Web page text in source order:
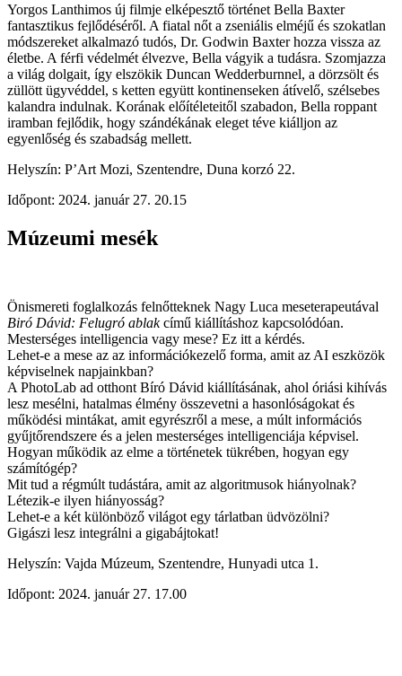
Yorgos Lanthimos új filmje elképesztő történet Bella Baxter
fantasztikus fejlődéséről. A fiatal nőt a zseniális elméjű és szokatlan
módszereket alkalmazó tudós, Dr. Godwin Baxter hozza vissza az
életbe. A férfi védelmét élvezve, Bella vágyik a tudásra. Szomjazza
a világ dolgait, így elszökik Duncan Wedderburnnel, a dörzsölt és
züllött ügyvéddel, s ketten együtt kontinenseken átívelő, szélsebes
kalandra indulnak. Korának előítéleteitől szabadon, Bella roppant
iramban fejlődik, hogy szándékának eleget téve kiálljon az
egyenlőség és szabadság mellett.
Helyszín: P’Art Mozi, Szentendre, Duna korzó 22.
Időpont: 2024. január 27. 20.15
Múzeumi mesék
Önismereti foglalkozás felnőtteknek Nagy Luca meseterapeutával
Biró Dávid: Felugró ablakcímű kiállításhoz kapcsolódóan.
Mesterséges intelligencia vagy mese? Ez itt a kérdés.
Lehet-e a mese az az információkezelő forma, amit az AI eszközök
képviselnek napjainkban?
A PhotoLab ad otthont Bíró Dávid kiállításának, ahol óriási kihívás
lesz mesélni, hatalmas élmény összevetni a hasonlóságokat és
működési mintákat, amit egyrészről a mese, a múlt információs
gyűjtőrendszere és a jelen mesterséges intelligenciája képvisel.
Hogyan működik az elme a történetek tükrében, hogyan egy
számítógép?
Mit tud a régmúlt tudástára, amit az algoritmusok hiányolnak?
Létezik-e ilyen hiányosság?
Lehet-e a két különböző világot egy tárlatban üdvözölni?
Gigászi lesz integrálni a gigabájtokat!
Helyszín: Vajda Múzeum, Szentendre, Hunyadi utca 1.
Időpont: 2024. január 27. 17.00